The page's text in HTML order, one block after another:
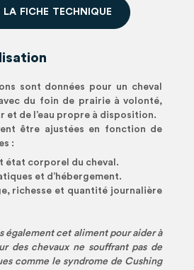
LA FI CH E T ECH N QU E
sont données pour un cheval
du foin de prairie à volonté,
et de l’eau propre à disposition.
être ajustées en fonction de
:
état corporel du cheval.
et d’hébergement.
richesse et quantité journalière
également cet aliment pour aider à
des chevaux ne souffrant pas de
comme le syndrome de Cushing